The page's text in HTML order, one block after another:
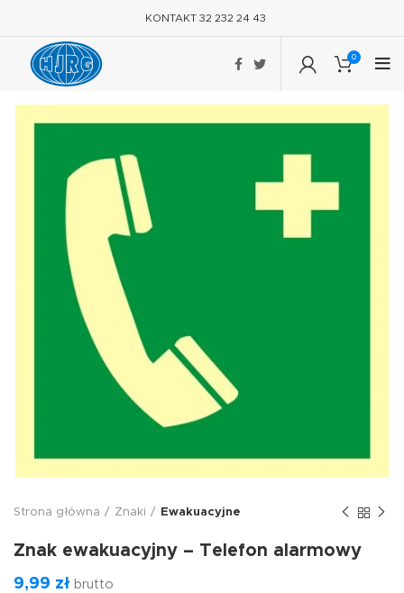
KONTAKT 32 232 24 43
0
Strona główna Znaki Ewakuacyjne
Znak ewakuacyjny – Telefon alarmowy
9,99 zł brutto